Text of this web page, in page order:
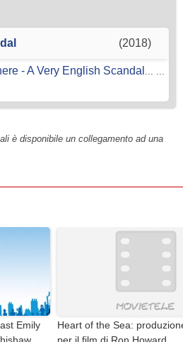
(2018)
- A Very English Scandal
è disponibile un collegamento ad una
Emily
Heart of the Sea: